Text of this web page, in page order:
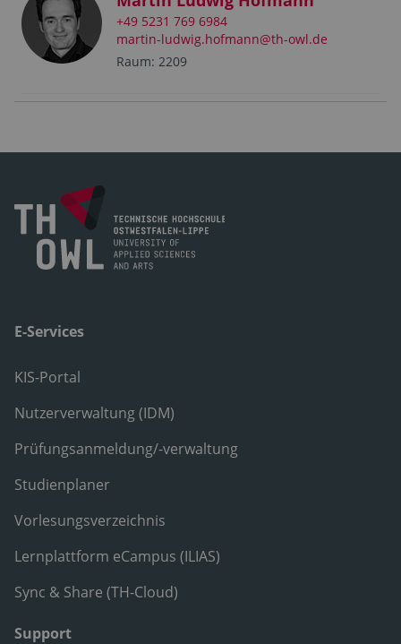
+49 5231 769 6984
martin-ludwig.hofmann@th-owl.de
Raum: 2209
E-Services
KIS-Portal
Nutzerverwaltung (IDM)
Prüfungsanmeldung/-verwaltung
Studienplaner
Vorlesungsverzeichnis
Lernplattform eCampus (ILIAS)
Sync & Share (TH-Cloud)
Support